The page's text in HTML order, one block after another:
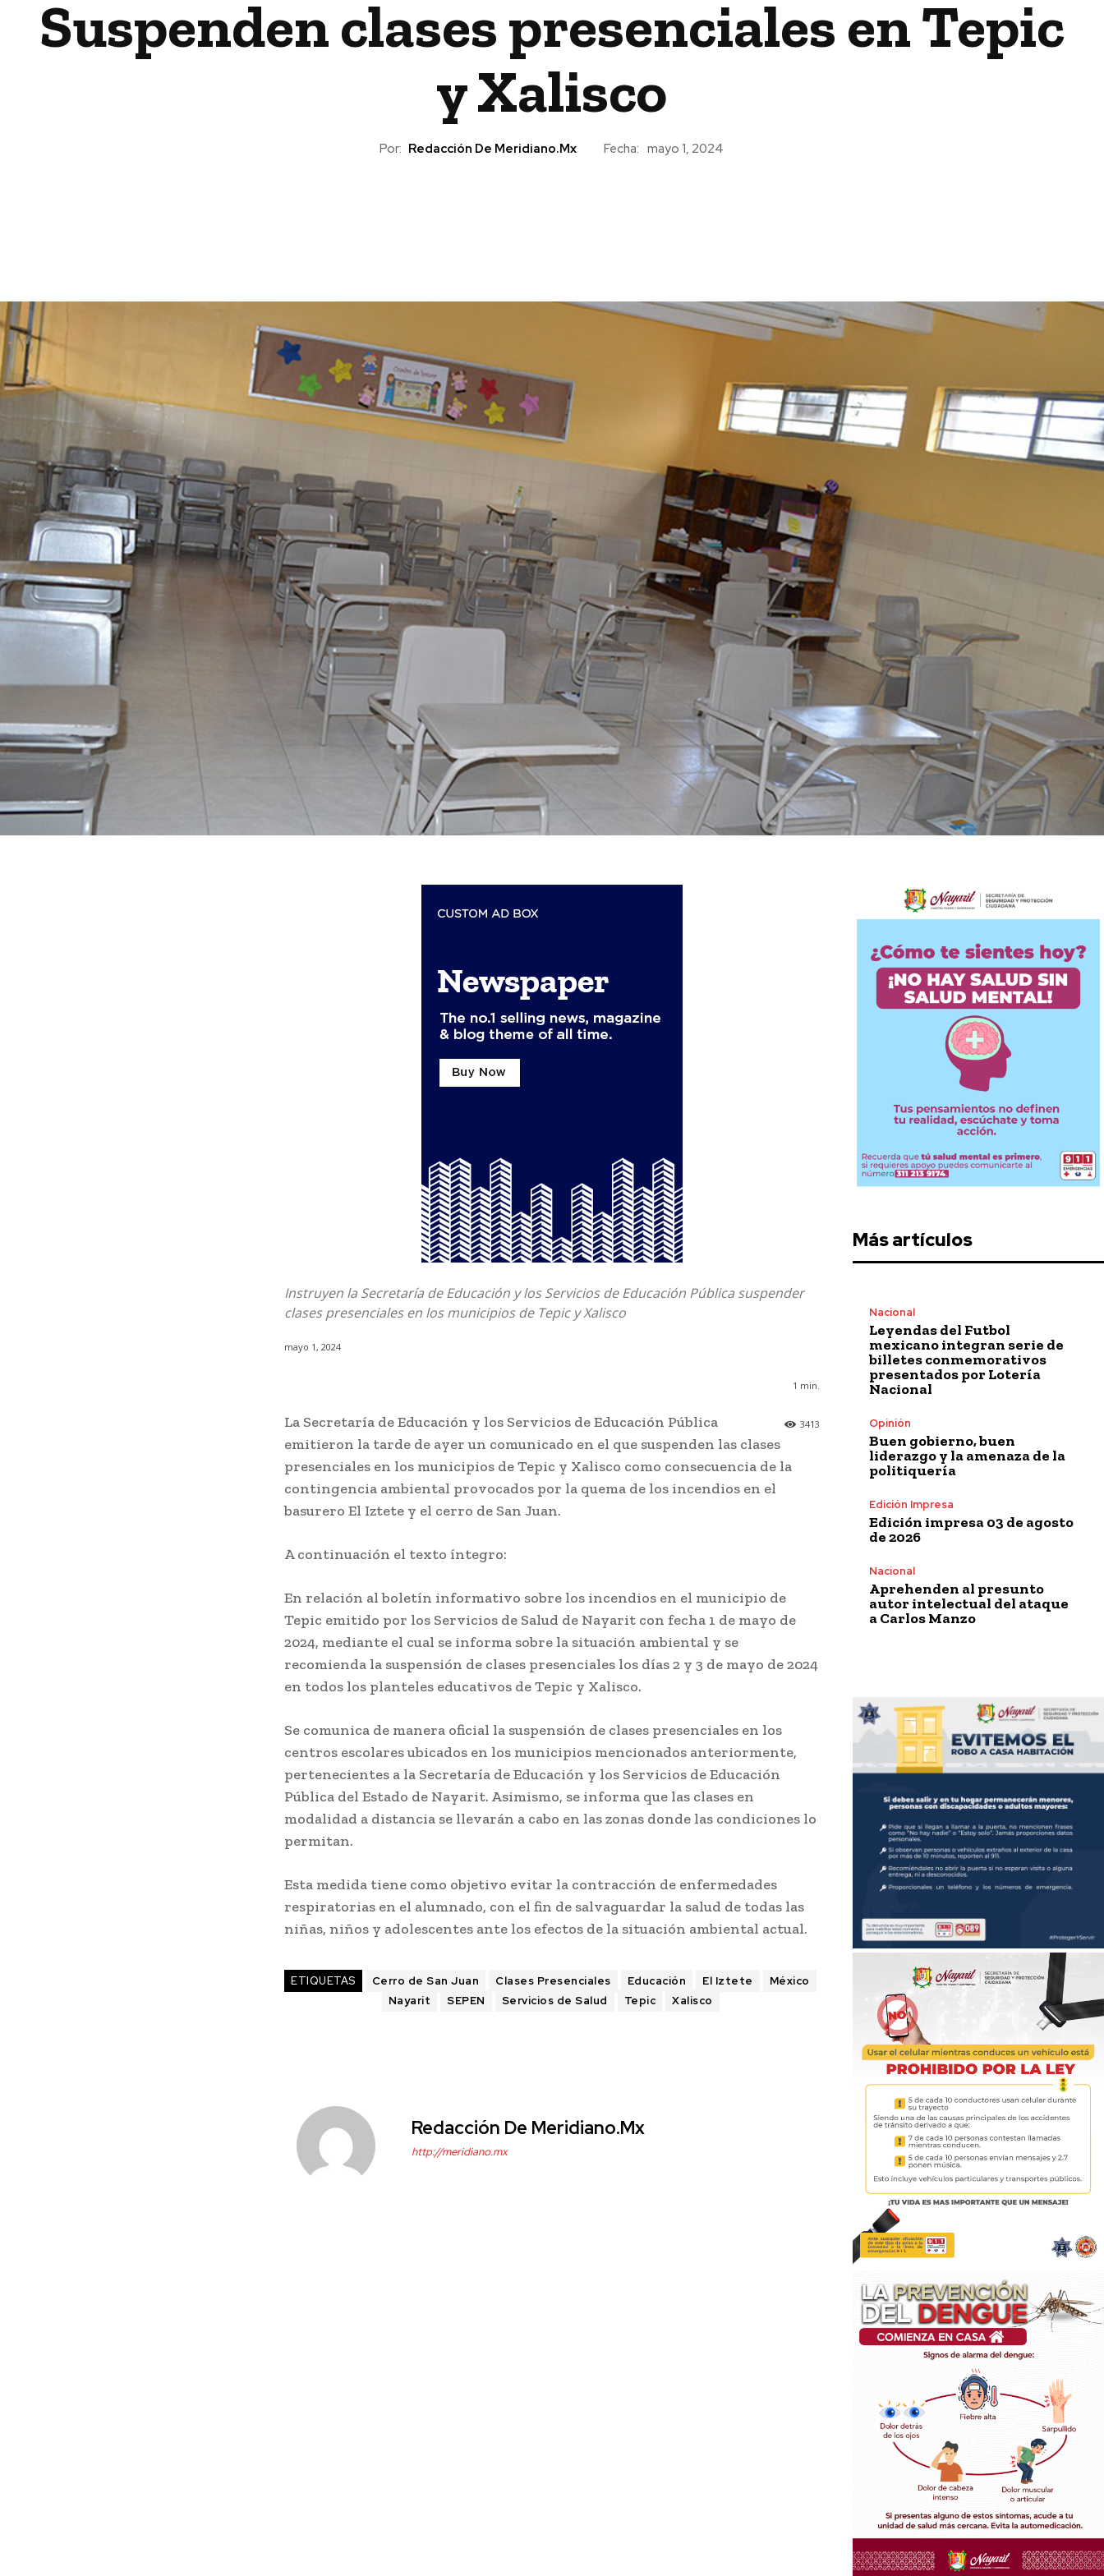
Suspenden clases presenciales en Tepic
y Xalisco
Por: Redacción De Meridiano.mx Fecha: mayo 1, 2024
Instruyen la Secretaría de Educación y los Servicios de Educación Pública suspender
clases presenciales en los municipios de Tepic y Xalisco
mayo 1, 2024
1 min.
3413
La Secretaría de Educación y los Servicios de Educación Pública
emitieron la tarde de ayer un comunicado en el que suspenden las clases
presenciales en los municipios de Tepic y Xalisco como consecuencia de la
contingencia ambiental provocados por la quema de los incendios en el
basurero El Iztete y el cerro de San Juan.
A continuación el texto íntegro:
En relación al boletín informativo sobre los incendios en el municipio de
Tepic emitido por los Servicios de Salud de Nayarit con fecha 1 de mayo de
2024, mediante el cual se informa sobre la situación ambiental y se
recomienda la suspensión de clases presenciales los días 2 y 3 de mayo de 2024
en todos los planteles educativos de Tepic y Xalisco.
Se comunica de manera oficial la suspensión de clases presenciales en los
centros escolares ubicados en los municipios mencionados anteriormente,
pertenecientes a la Secretaría de Educación y los Servicios de Educación
Pública del Estado de Nayarit. Asimismo, se informa que las clases en
modalidad a distancia se llevarán a cabo en las zonas donde las condiciones lo
permitan.
Esta medida tiene como objetivo evitar la contracción de enfermedades
respiratorias en el alumnado, con el fin de salvaguardar la salud de todas las
niñas, niños y adolescentes ante los efectos de la situación ambiental actual.
ETIQUETAS Cerro de San Juan Clases Presenciales Educación El Iztete
México
Nayarit
SEPEN Servicios de Salud Tepic Xalisco
Redacción De Meridiano.mx
http://meridiano.mx
Más artículos
Nacional
Leyendas del Futbol
mexicano integran serie de
billetes conmemorativos
presentados por Lotería
Nacional
Opinión
Buen gobierno, buen
liderazgo y la amenaza de la
politiquería
Edición Impresa
Edición impresa 03 de agosto
de 2026
Nacional
Aprehenden al presunto
autor intelectual del ataque
a Carlos Manzo